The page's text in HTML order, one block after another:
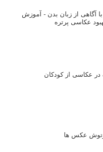
آگاهی از زبان بدن - آموزش
در عکاسی از کودکان